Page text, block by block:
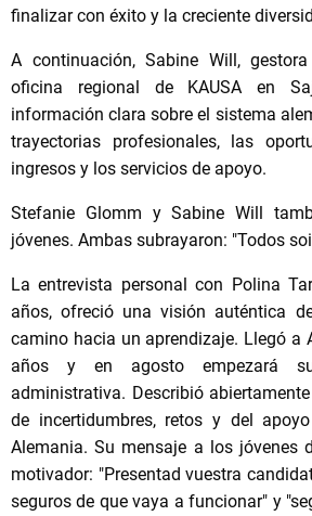
finalizar con éxito y la creciente
A continuación, Sabine Will,
oficina regional de KAUSA en
información clara sobre el sistema
trayectorias profesionales, las
ingresos y los servicios de apoyo.
Stefanie Glomm y Sabine Will
jóvenes. Ambas subrayaron: "Todos
La entrevista personal con Polina
años, ofreció una visión auténtica
camino hacia un aprendizaje. Llegó a
años y en agosto empezará
administrativa. Describió
de incertidumbres, retos y del
Alemania. Su mensaje a los jóvenes
motivador: "Presentad vuestra
seguros de que vaya a funcionar" y